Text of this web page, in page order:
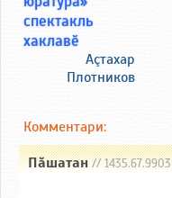
спектакль
хаклавӗ
Аçтахар
Плотников
Комментари:
Пăшатан// 1435.67.9903